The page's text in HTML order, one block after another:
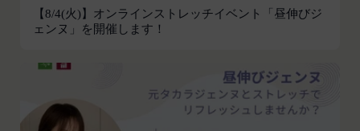
【8/4(火)】オンラインストレッチイベント「昼伸びジ
ェンヌ」を開催します！
レスを取得する場合があります。また、当社は、お
客様が端末に関連付けた名前、端末の種類、電話番
スなど、お客様が提供することを選択したその他の
あらゆる情報を取得する場合があります。
位置情報
お客様が、端末または携帯端末上で当社のサービス
「登録希望者」
います。
第4条に規定する方法に従って、登録希望者が行う
本サービスの利用登録をいいます。